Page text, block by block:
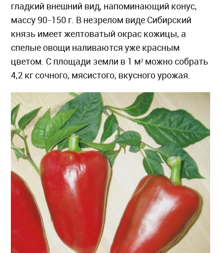
гладкий внешний вид, напоминающий конус,
массу 90-150 г. В незрелом виде Сибирский
князь имеет желтоватый окрас кожицы, а
спелые овощи наливаются уже красным
цветом. С площади земли в 1 м² можно собрать
4,2 кг сочного, мясистого, вкусного урожая.